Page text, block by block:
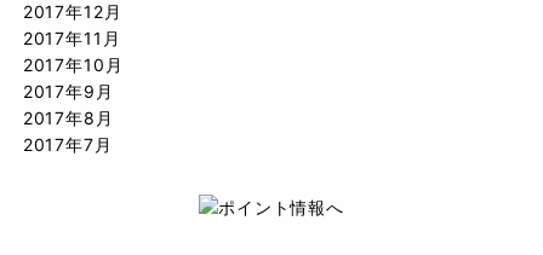
2017年12月
2017年11月
2017年10月
2017年9月
2017年8月
2017年7月